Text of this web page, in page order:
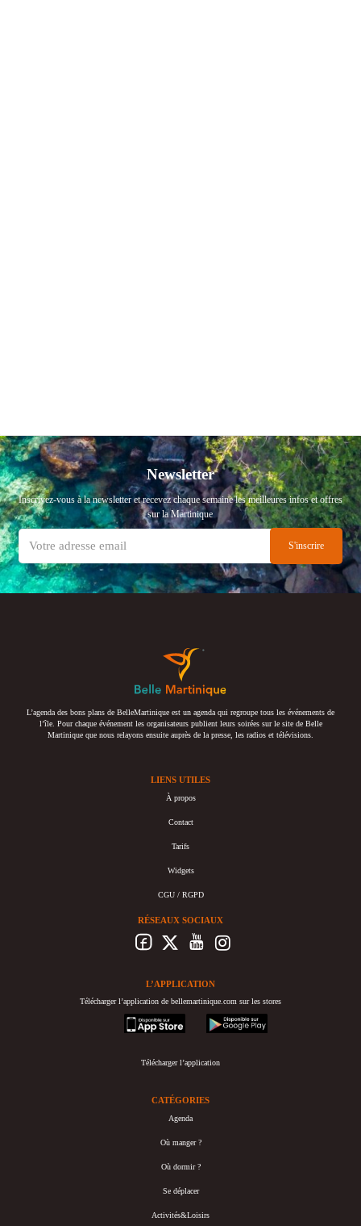
Newsletter
Inscrivez-vous à la newsletter et recevez chaque semaine les meilleures infos et offres
sur la Martinique
L’agenda des bons plans de BelleMartinique est un agenda qui regroupe tous les événements de
l’île. Pour chaque événement les organisateurs publient leurs soirées sur le site de Belle
Martinique que nous relayons ensuite auprès de la presse, les radios et télévisions.
LIENS UTILES
À propos
Contact
Tarifs
Widgets
CGU / RGPD
RÉSEAUX SOCIAUX
L’APPLICATION
Télécharger l’application de bellemartinique.com sur les stores
appstore
googleplay
Télécharger l’application
CATÉGORIES
Agenda
Où manger ?
Où dormir ?
Se déplacer
Activités&Loisirs